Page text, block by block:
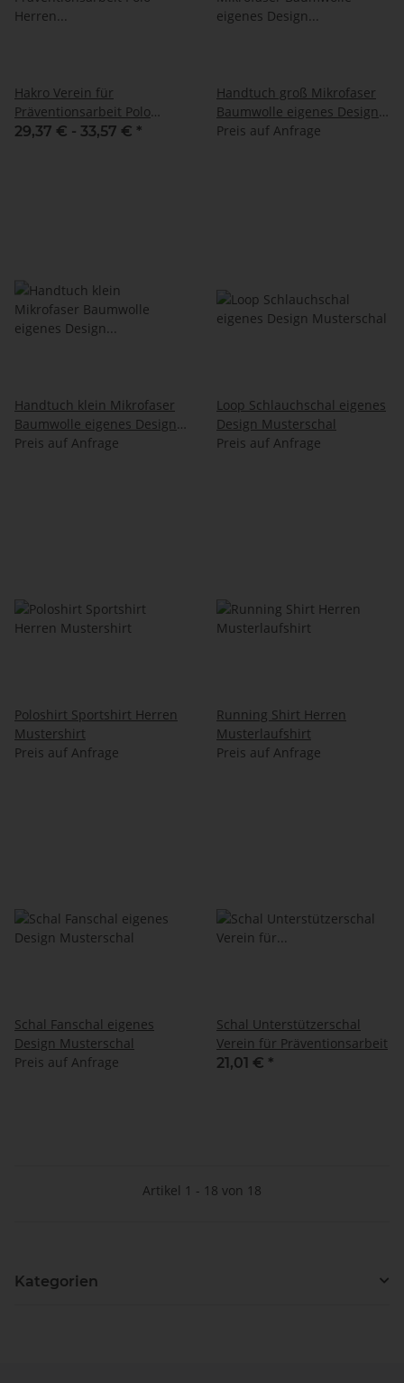
Hakro Verein für
Präventionsarbeit Polo
Herren NO. 810 Farbe Tinte
29,37 € - 33,57 € *
Handtuch groß Mikrofaser
Baumwolle eigenes Design
Musterhandtuch
Preis auf Anfrage
Handtuch klein Mikrofaser
Baumwolle eigenes Design
Musterhandtuch
Preis auf Anfrage
Loop Schlauchschal eigenes
Design Musterschal
Preis auf Anfrage
Poloshirt Sportshirt Herren
Mustershirt
Preis auf Anfrage
Running Shirt Herren
Musterlaufshirt
Preis auf Anfrage
Schal Fanschal eigenes
Design Musterschal
Preis auf Anfrage
Schal Unterstützerschal
Verein für Präventionsarbeit
21,01 € *
Artikel 1 - 18 von 18
Kategorien